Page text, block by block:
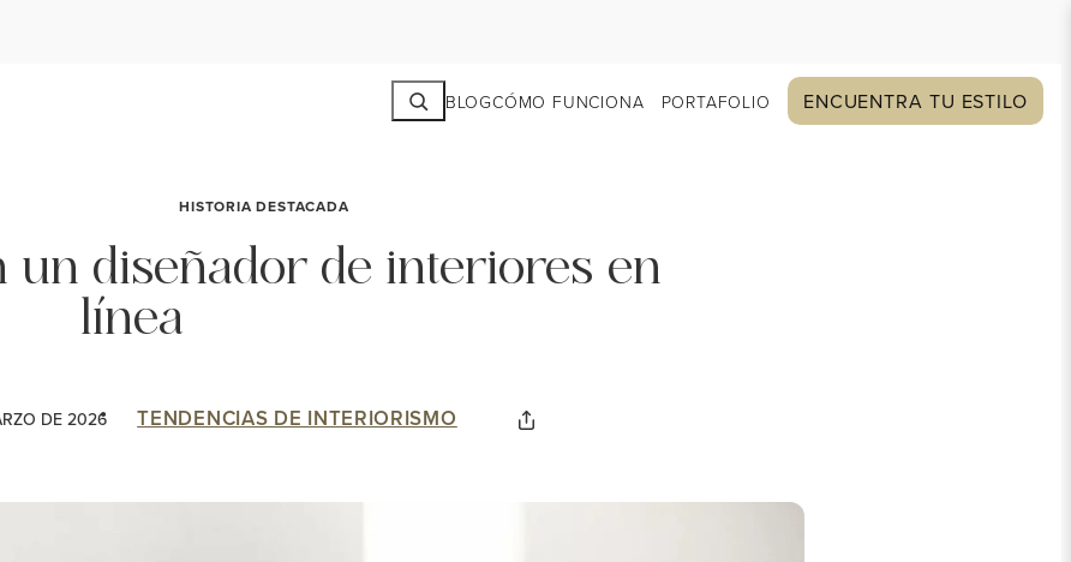
SearchBLOGCÓMO FUNCIONA PORTAFOLIO ENCUENTRA TU ESTILO
HISTORIA DESTACADA
un diseñador de interiores en
línea
DE 2026 TENDENCIAS DE INTERIORISMO